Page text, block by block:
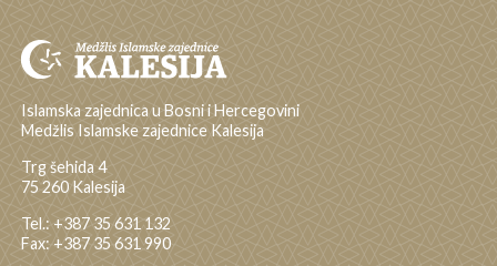
Islamska zajednica u Bosni i Hercegovini
Medžlis Islamske zajednice Kalesija
Trg šehida 4
75 260 Kalesija
Tel.: +387 35 631 132
Fax: +387 35 631 990